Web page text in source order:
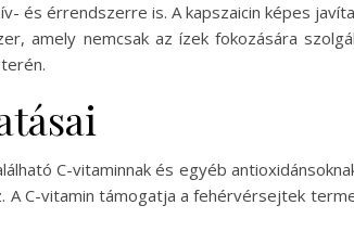
és érrendszerre is. A kapszaicin képes
amely nemcsak az ízek fokozására
C-vitaminnak és egyéb
C-vitamin támogatja a fehérvérsejtek